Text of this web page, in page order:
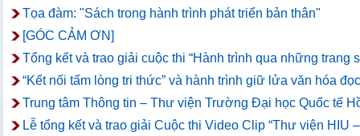
Tọa đàm: "Sách trong hành trình phát triển bản thân"
[GÓC CẢM ƠN]
Tổng kết và trao giải cuộc thi “Hành trình qua những trang
“Kết nối tấm lòng tri thức” và hành trình giữ lửa văn hóa
Trung tâm Thông tin – Thư viện Trường Đại học Quốc tế
Lễ tổng kết và trao giải Cuộc thi Video Clip “Thư viện HIU